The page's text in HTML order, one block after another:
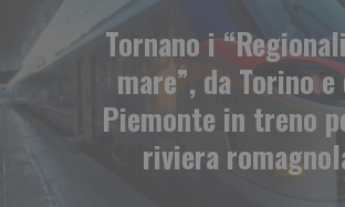
Tornano i
mare”, da Torino
Piemonte in treno
riviera